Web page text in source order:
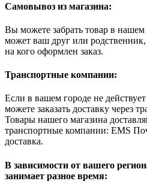
Самовывоз из магазина:
Вы можете забрать товар в нашем
может ваш друг или
на кого оформлен заказ.
Транспортные компании:
Если в вашем городе не
можете заказать доставку через
Товары нашего магазина
транспортные компании: EMS
доставка.
В зависимости от вашего
занимает разное время: